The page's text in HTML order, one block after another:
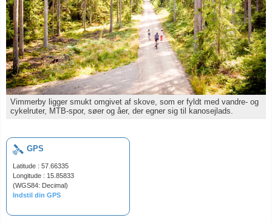
Vimmerby ligger smukt omgivet af skove, som er fyldt med vandre- og
cykelruter, MTB-spor, søer og åer, der egner sig til kanosejlads.
GPS
Latitude : 57.66335
Longitude : 15.85833
(WGS84: Decimal)
Indstil din GPS